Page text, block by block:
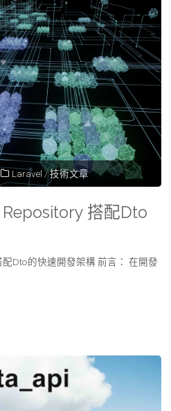
Laravel /技術文章
搭配Dto
Dto的快速開發架構 前言： 在開發